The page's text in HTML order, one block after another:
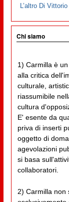
L’altro Di Vittorio
Chi siamo
1) Carmilla è
alla critica
culturale,
riassumibile
cultura
E' esente da
priva di inserti
oggetto di
agevolazioni
si basa
collaboratori.
2) Carmilla non